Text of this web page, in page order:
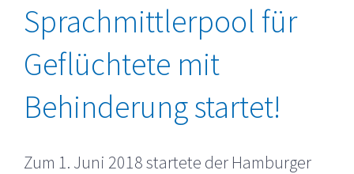
Sprachmittlerpool für
Geflüchtete mit
Behinderung startet!
Zum 1. Juni 2018 startete der Hamburger